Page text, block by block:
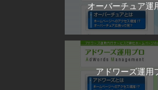
オーバーチュア運
アドワーズ運用